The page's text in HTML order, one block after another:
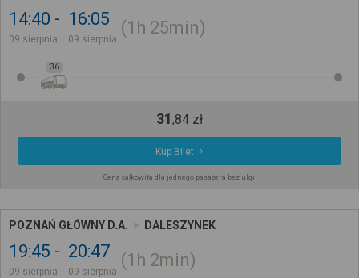
14:40
09 sierpnia
16:05
09 sierpnia
1h 25min
36
31,84 zł
Kup Bilet
Cena całkowita dla jednego pasażera bez ulgi
POZNAŃ GŁÓWNY D.A. DALESZYNEK
19:45
09 sierpnia
20:47
09 sierpnia
1h 2min